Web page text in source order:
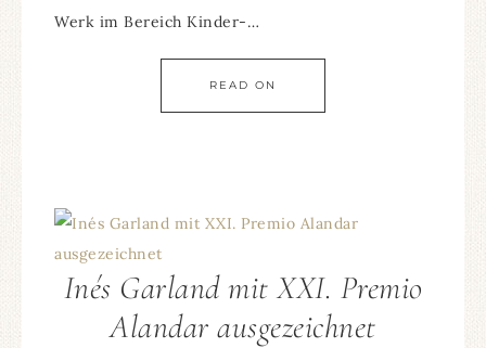
Werk im Bereich Kinder-…
READ ON
Inés Garland mit XXI. Premio
Alandar ausgezeichnet